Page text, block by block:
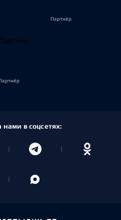
Партнёр
в соцсетях: